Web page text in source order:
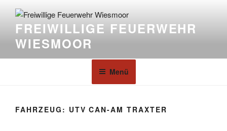
FREIWILLIGE FEUERWEHR
WIESMOOR
Menü
FAHRZEUG: UTV CAN-AM TRAXTER